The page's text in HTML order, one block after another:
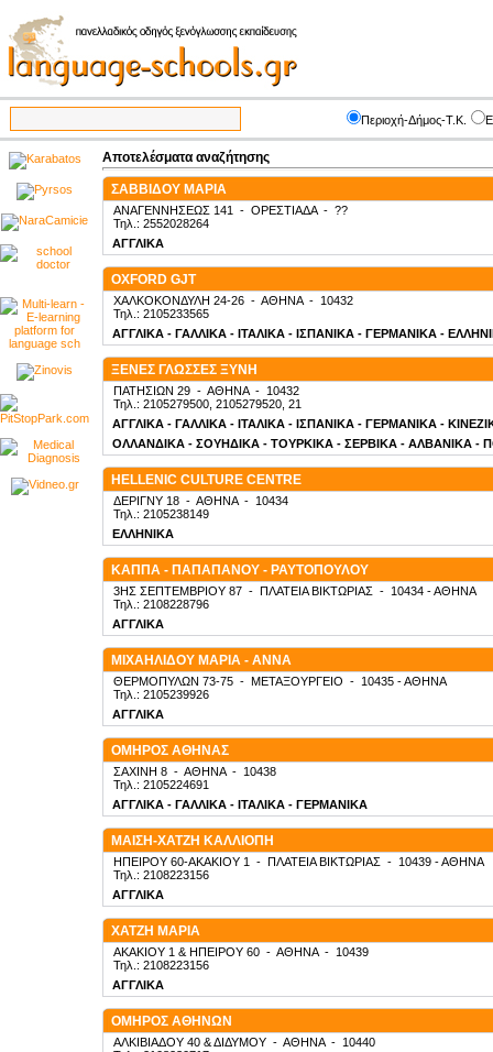
Περιοχή-Δήμος-Τ.Κ.
Αποτελέσματα αναζήτησης
ΣΑΒΒΙΔΟΥ ΜΑΡΙΑ
ΑΝΑΓΕΝΝΗΣΕΩΣ 141 - ΟΡΕΣΤΙΑΔΑ- ??
Τηλ.: 2552028264
ΑΓΓΛΙΚΑ
OXFORD GJT
ΧΑΛΚΟΚΟΝΔΥΛΗ 24-26 - ΑΘΗΝΑ- 10432
Τηλ.: 2105233565
ΑΓΓΛΙΚΑ - ΓΑΛΛΙΚΑ - ΙΤΑΛΙΚΑ - ΙΣΠΑΝΙΚΑ - ΓΕΡΜΑΝΙΚΑ -
ΞΕΝΕΣ ΓΛΩΣΣΕΣ ΞΥΝΗ
ΠΑΤΗΣΙΩΝ 29 - ΑΘΗΝΑ- 10432
Τηλ.: 2105279500, 2105279520, 21
ΑΓΓΛΙΚΑ - ΓΑΛΛΙΚΑ - ΙΤΑΛΙΚΑ - ΙΣΠΑΝΙΚΑ - ΓΕΡΜΑΝΙΚΑ -
ΟΛΛΑΝΔΙΚΑ - ΣΟΥΗΔΙΚΑ - ΤΟΥΡΚΙΚΑ - ΣΕΡΒΙΚΑ - ΑΛΒΑΝΙΚΑ -
HELLENIC CULTURE CENTRE
ΔΕΡΙΓΝΥ 18 - ΑΘΗΝΑ- 10434
Τηλ.: 2105238149
ΕΛΛΗΝΙΚΑ
ΚΑΠΠΑ - ΠΑΠΑΠΑΝΟΥ - ΡΑΥΤΟΠΟΥΛΟΥ
3ΗΣ ΣΕΠΤΕΜΒΡΙΟΥ 87 - ΠΛΑΤΕΙΑ ΒΙΚΤΩΡΙΑΣ - 10434 - ΑΘΗΝΑ
Τηλ.: 2108228796
ΑΓΓΛΙΚΑ
ΜΙΧΑΗΛΙΔΟΥ ΜΑΡΙΑ - ΑΝΝΑ
ΘΕΡΜΟΠΥΛΩΝ 73-75 - ΜΕΤΑΞΟΥΡΓΕΙΟ - 10435 - ΑΘΗΝΑ
Τηλ.: 2105239926
ΑΓΓΛΙΚΑ
ΟΜΗΡΟΣ ΑΘΗΝΑΣ
ΣΑΧΙΝΗ 8 - ΑΘΗΝΑ- 10438
Τηλ.: 2105224691
ΑΓΓΛΙΚΑ - ΓΑΛΛΙΚΑ - ΙΤΑΛΙΚΑ - ΓΕΡΜΑΝΙΚΑ
ΜΑΙΣΗ-ΧΑΤΖΗ ΚΑΛΛΙΟΠΗ
ΗΠΕΙΡΟΥ 60-ΑΚΑΚΙΟΥ 1 - ΠΛΑΤΕΙΑ ΒΙΚΤΩΡΙΑΣ - 10439 - ΑΘΗΝΑ
Τηλ.: 2108223156
ΑΓΓΛΙΚΑ
ΧΑΤΖΗ ΜΑΡΙΑ
ΑΚΑΚΙΟΥ 1 & ΗΠΕΙΡΟΥ 60 - ΑΘΗΝΑ- 10439
Τηλ.: 2108223156
ΑΓΓΛΙΚΑ
ΟΜΗΡΟΣ ΑΘΗΝΩΝ
ΑΛΚΙΒΙΑΔΟΥ 40 & ΔΙΔΥΜΟΥ - ΑΘΗΝΑ- 10440